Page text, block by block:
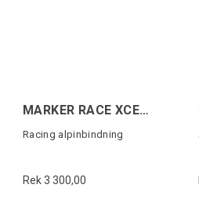
MARKER RACE XCELL 24 Vit
Racing alpinbindning
Rek 3 300,00